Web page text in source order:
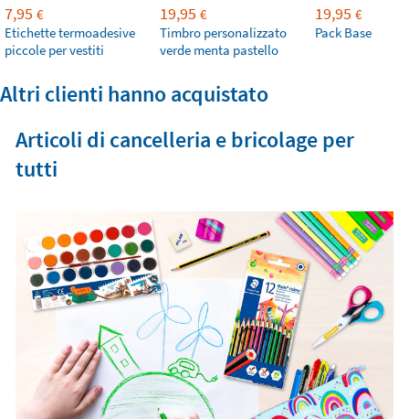
7,95 €
Etichette termoadesive
piccole per vestiti
19,95 €
Timbro personalizzato
verde menta pastello
19,95 €
Pack Base
Altri clienti hanno acquistato
Articoli di cancelleria e bricolage per
tutti